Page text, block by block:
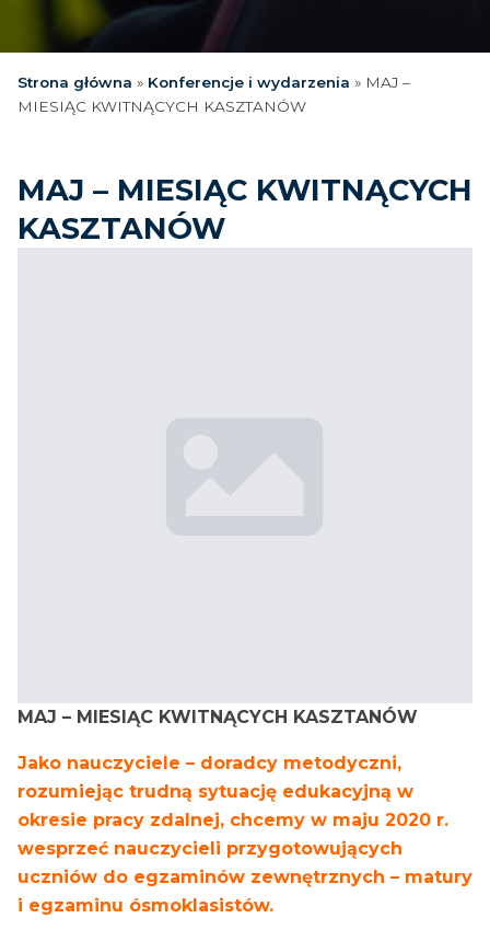
Strona główna » Konferencje i wydarzenia » MAJ –
MIESIĄC KWITNĄCYCH KASZTANÓW
MAJ – MIESIĄC KWITNĄCYCH
KASZTANÓW
MAJ – MIESIĄC KWITNĄCYCH KASZTANÓW
Jako nauczyciele – doradcy metodyczni,
rozumiejąc trudną sytuację edukacyjną w
okresie pracy zdalnej, chcemy w maju 2020 r.
wesprzeć nauczycieli przygotowujących
uczniów do egzaminów zewnętrznych – matury
i egzaminu ósmoklasistów.